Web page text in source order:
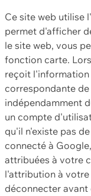
Ce site web utilise
permet d'afficher
le site web, vous
fonction carte.
reçoit l'information
correspondante
indépendamment
un compte
qu'il n'existe pas
connecté à
attribuées à votre
l'attribution à
déconnecter